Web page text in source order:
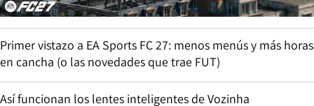
Primer vistazo a EA Sports FC 27: menos menús y más horas
en cancha (o las novedades que trae FUT)
Así funcionan los lentes inteligentes de Vozinha